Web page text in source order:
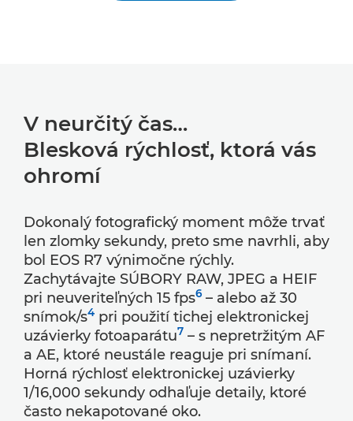
V neurčitý čas…
Blesková rýchlosť, ktorá vás
ohromí
Dokonalý fotografický moment môže trvať
len zlomky sekundy, preto sme navrhli, aby
bol EOS R7 výnimočne rýchly.
Zachytávajte SÚBORY RAW, JPEG a HEIF
pri neuveriteľných 15 fps6– alebo až 30
snímok/s4 pri použití tichej elektronickej
uzávierky fotoaparátu7 – s nepretržitým AF
a AE, ktoré neustále reaguje pri snímaní.
Horná rýchlosť elektronickej uzávierky
1/16,000 sekundy odhaľuje detaily, ktoré
často nekapotované oko.